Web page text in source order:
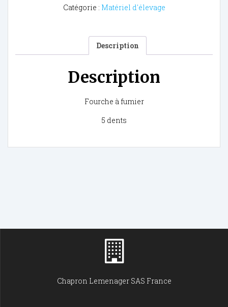
Catégorie : Matériel d'élevage
Description
Description
Fourche à fumier
5 dents
Chapron Lemenager SAS France